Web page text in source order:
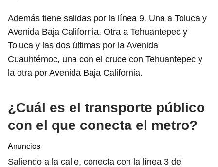
Además tiene salidas por la línea 9. Una a Toluca y
Avenida Baja California. Otra a Tehuantepec y
Toluca y las dos últimas por la Avenida
Cuauhtémoc, una con el cruce con Tehuantepec y
la otra por Avenida Baja California.
¿Cuál es el transporte público
con el que conecta el metro?
Anuncios
Saliendo a la calle, conecta con la línea 3 del